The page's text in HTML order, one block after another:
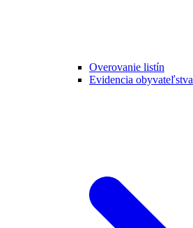
Overovanie listín
Evidencia obyvateľstva